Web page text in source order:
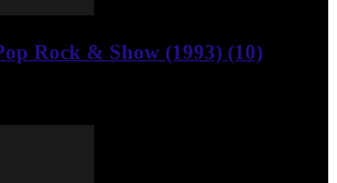
Rock & Show (1993) (10)